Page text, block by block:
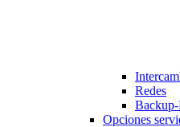
Redes
Backup-
Opciones